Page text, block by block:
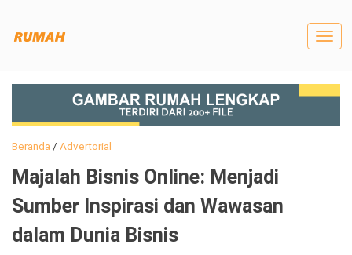
Beranda/ Advertorial
Majalah Bisnis Online: Menjadi
Sumber Inspirasi dan Wawasan
dalam Dunia Bisnis